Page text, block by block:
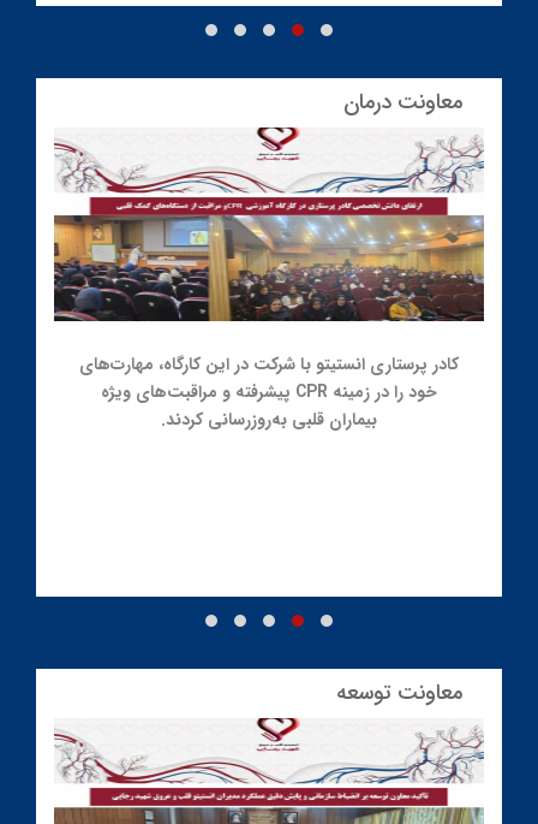
معاونت درمان
کادر پرستاری انستیتو با شرکت در این کارگاه، مهارت‌های
خود را در زمینه CPR پیشرفته و مراقبت‌های ویژه
بیماران قلبی به‌روزرسانی کردند.
معاونت توسعه